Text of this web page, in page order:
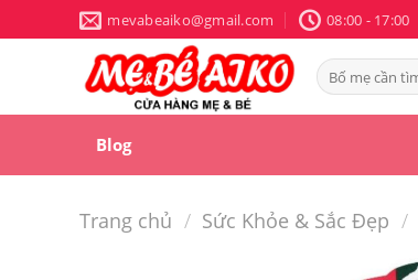
to
mevabeaiko@gmail.com 08:00 - 17:00
Tìm
kiếm:
Blog
Trang chủ / Sức Khỏe & Sắc Đẹp /